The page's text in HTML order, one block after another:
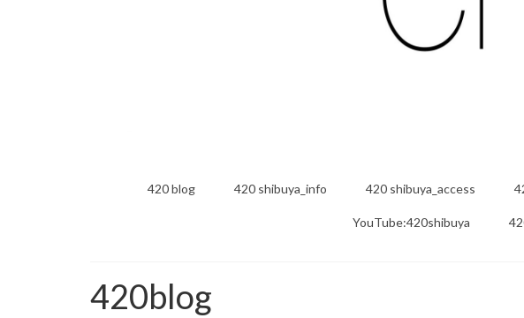
420 blog 420 shibuya_info 420 shibuya_access
YouTube:420shibuya
420blog